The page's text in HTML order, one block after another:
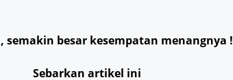
besar kesempatan menangnya !
Sebarkan artikel ini